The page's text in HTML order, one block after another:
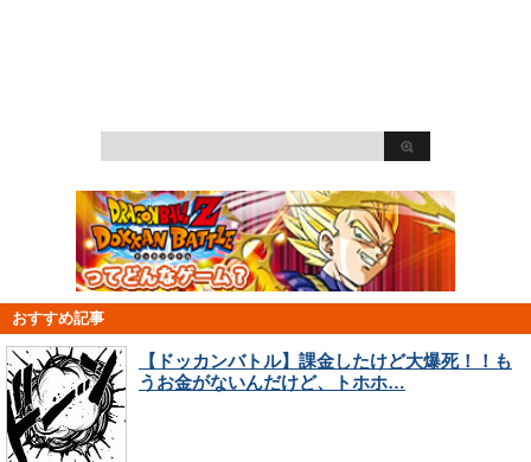
おすすめ記事
【ドッカンバトル】課金したけど大爆死！！も
うお金がないんだけど、トホホ…